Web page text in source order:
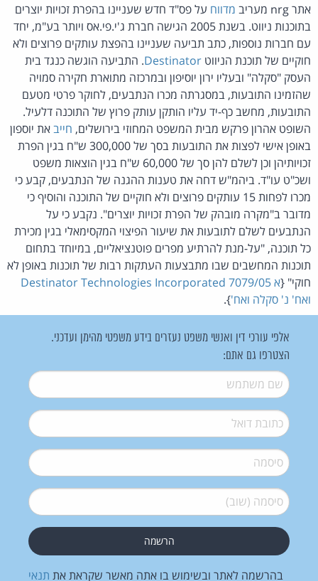
אתר nrg מעריב מדווח על פס"ד חדש שעניינו בהפרת זכויות יוצרים
בתוכנות ניווט. בשנת 2005 הגישה חברת ג'י.פי.אס ויותר בע"מ, יחד
עם חברות נוספות, כתב תביעה שעניינו בהפצת עותקים פרוצים ולא
חוקיים של תוכנת הניווט Destinator. התביעה הוגשה כנגד בית
העסק "סקלה" ובעליו ירון יוסיפון ובמרכזה מתוארת חקירה סמויה
שהזמינו התובעות, במסגרתה מכרו הנתבעים, לחוקר פרטי מטעם
התובעות, מחשב כף-יד עליו הותקן עותק פרוץ של התוכנה דלעיל.
השופט אהרון פרקש מבית המשפט המחוזי בירושלים, חייבאת יוספון
באופן אישי לפצות את התובעות בסך של 300,000 ש"ח בגין הפרת
זכויותיהן וכן לשלם להן סך של 60,000 ש"ח בגין הוצאות משפט
ושכ"ט עו"ד. ביהמ"ש דחה את טענות ההגנה של הנתבעים, קבע כי
מכרו לפחות 15 עותקים פרוצים ולא חוקיים של התוכנה והוסיף כי
מדובר ב"מקרה מובהק של הפרת זכויות יוצרים". נקבע כי על
הנתבעים לשלם לתובעות את שיעור הפיצוי המקסימאלי בגין מכירת
כל תוכנה, "על-מנת להרתיע מפרים פוטנציאליים, במיוחד בתחום
תוכנות המחשבים שבו מתבצעות העתקות רבות של תוכנות באופן לא
חוקי" {
א 7079/05 Destinator Technologies Incorporated
ואח' נ' סקלה ואח'}.
אלפי עורכי דין ואנשי משפט נעזרים בידע משפטי מהימן ועדכני.
הצטרפו גם אתם:
שם משתמש*
דואל*
סיסמה*
סיסמה (שוב)*
בהרשמה לאתר ובשימוש בו אתה מאשר שקראת את תנאי